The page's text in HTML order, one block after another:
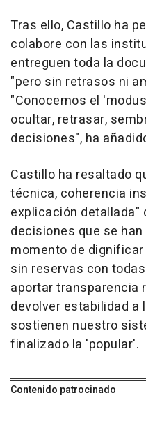
Tras ello, Castillo ha
colabore con las
entreguen toda la
"pero sin retrasos ni
"Conocemos el
ocultar, retrasar,
decisiones", ha
Castillo ha resaltado
técnica, coherencia
explicación detallada"
decisiones que se han
momento de
sin reservas con
aportar transparencia
devolver estabilidad a
sostienen nuestro
finalizado la 'popular'.
Contenido patrocinado